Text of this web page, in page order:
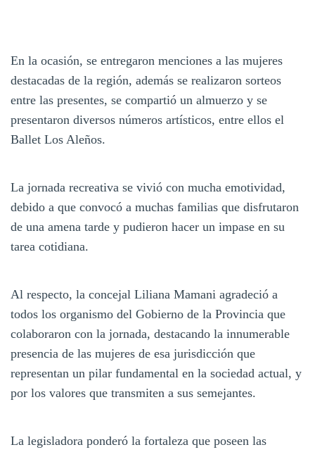
En la ocasión, se entregaron menciones a las mujeres
destacadas de la región, además se realizaron sorteos
entre las presentes, se compartió un almuerzo y se
presentaron diversos números artísticos, entre ellos el
Ballet Los Aleños.
La jornada recreativa se vivió con mucha emotividad,
debido a que convocó a muchas familias que disfrutaron
de una amena tarde y pudieron hacer un impase en su
tarea cotidiana.
Al respecto, la concejal Liliana Mamani agradeció a
todos los organismo del Gobierno de la Provincia que
colaboraron con la jornada, destacando la innumerable
presencia de las mujeres de esa jurisdicción que
representan un pilar fundamental en la sociedad actual, y
por los valores que transmiten a sus semejantes.
La legisladora ponderó la fortaleza que poseen las